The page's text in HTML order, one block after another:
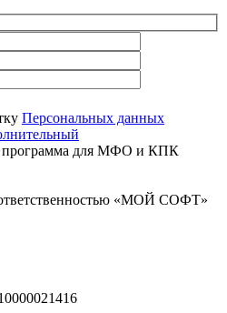
Персональных данных
программа для МФО и КПК
«МОЙ СОФТ»